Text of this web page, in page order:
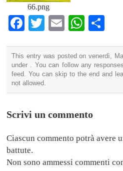
66.png
Facebook
TwitterEmail
This entry was posted on venerdì,
under . You can follow any
feed. You can skip to the end and
not allowed.
Scrivi un commento
Ciascun commento potrà avere
battute.
Non sono ammessi commenti